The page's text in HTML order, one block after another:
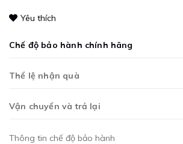
Yêu thích
Chế độ bảo hành chính hãng
Thể lệ nhận quà
Vận chuyển và trả lại
Thông tin chế độ bảo hành